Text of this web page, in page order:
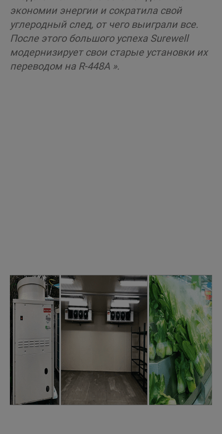
экономии энергии и сократила свой
углеродный след, от чего выиграли все.
После этого большого успеха Surewell
модернизирует свои старые установки их
переводом на R-448A ».